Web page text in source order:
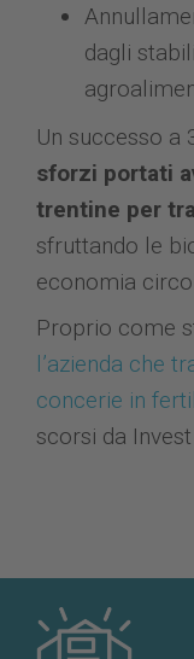
dagli
Un successo a
sforzi portati
trentine per
sfruttando le
economia
Proprio come
l’azienda che
concerie in
scorsi da